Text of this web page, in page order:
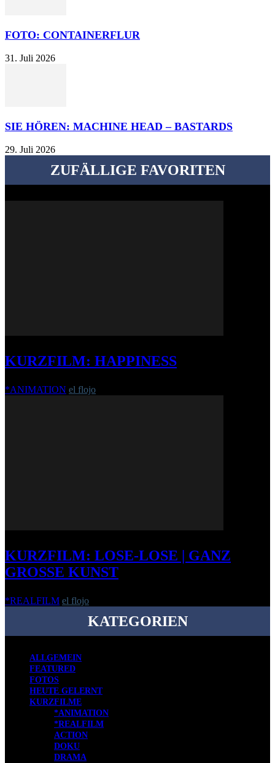
FOTO: CONTAINERFLUR
31. Juli 2026
SIE HÖREN: MACHINE HEAD – BASTARDS
29. Juli 2026
ZUFÄLLIGE FAVORITEN
KURZFILM: HAPPINESS
*ANIMATION el flojo
KURZFILM: LOSE-LOSE | GANZ
GROSSE KUNST
*REALFILM el flojo
KATEGORIEN
ALLGEMEIN
FEATURED
FOTOS
HEUTE GELERNT
KURZFILME
*ANIMATION
*REALFILM
ACTION
DOKU
DRAMA